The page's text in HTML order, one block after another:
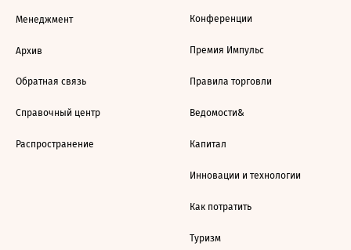
Менеджмент
Архив
Обратная связь
Справочный центр
Распространение
Конференции
Премия Импульс
Правила торговли
Ведомости&
Капитал
Инновации и технологии
Как потратить
Туризм